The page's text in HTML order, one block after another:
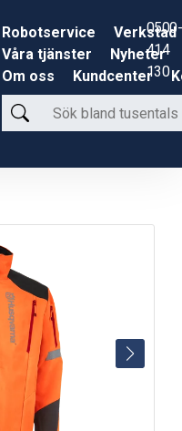
Robotservice
Verkstad
Våra tjänster
Nyheter
Om oss
Kundcenter
Sök
bland
produkter
0500-
414
130